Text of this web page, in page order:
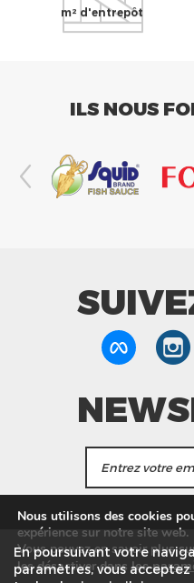
m² d'entrepôt
ILS NOUS
J'accepte de
informations
Nos Magasins Service
En poursuivant votre
paramètres, vous
Nous utilisons des cookies
expérience sur notre site web.
Vous pouvez en savoir plus
les désactiver dans les